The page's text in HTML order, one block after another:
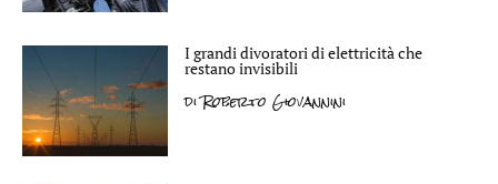
I grandi divoratori di elettricità che
restano invisibili
diRoberto Giovannini